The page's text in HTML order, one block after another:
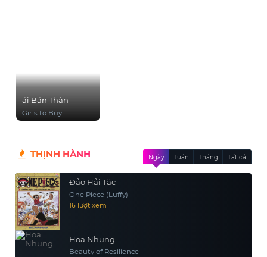
ái Bán Thân
Girls to Buy
THỊNH HÀNH Ngày Tuần Tháng Tất cả
Đảo Hải Tặc
One Piece (Luffy)
16 lượt xem
Hoa Nhung
Beauty of Resilience